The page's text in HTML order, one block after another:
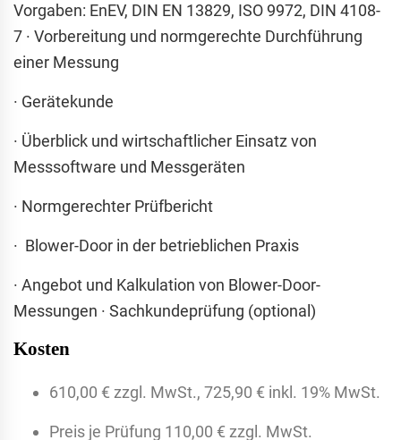
Vorgaben: EnEV, DIN EN 13829, ISO 9972, DIN 4108-
7 · Vorbereitung und normgerechte Durchführung
einer Messung
· Gerätekunde
· Überblick und wirtschaftlicher Einsatz von
Messsoftware und Messgeräten
· Normgerechter Prüfbericht
· Blower-Door in der betrieblichen Praxis
· Angebot und Kalkulation von Blower-Door-
Messungen · Sachkundeprüfung (optional)
Kosten
610,00 € zzgl. MwSt., 725,90 € inkl. 19% MwSt.
Preis je Prüfung 110,00 € zzgl. MwSt.